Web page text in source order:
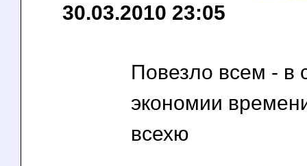
30.03.2010 23:05
Повезло всем - в
экономии
всехю